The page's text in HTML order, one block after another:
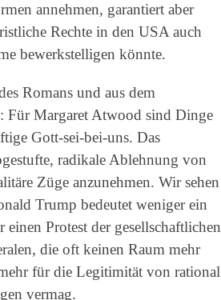
annehmen, garantiert aber
Rechte in den USA auch
bewerkstelligen könnte.
Romans und aus dem
Für Margaret Atwood sind Dinge
Gott-sei-bei-uns. Das
radikale Ablehnung von
Züge anzunehmen. Wir sehen
Trump bedeutet weniger ein
Protest der gesellschaftlichen
die oft keinen Raum mehr
für die Legitimität von rational
vermag.